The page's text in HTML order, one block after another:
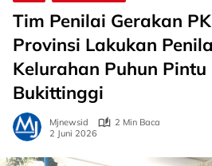
Tim Penilai Gerakan
Provinsi Lakukan
Kelurahan Puhun Pintu
Bukittinggi
Mjnewsid
2 Min Baca
2 Juni 2026